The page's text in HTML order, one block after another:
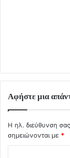
Αφήστε μια
Η ηλ. διεύθυνση
σημειώνονται με *